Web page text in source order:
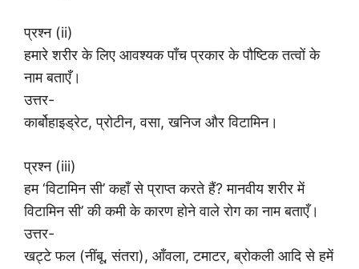
प्रश्न (ii)
हमारे शरीर के लिए आवश्यक पाँच प्रकार के पौष्टिक तत्वों के
नाम बताएँ।
उत्तर-
कार्बोहाइड्रेट, प्रोटीन, वसा, खनिज और विटामिन।
प्रश्न (iii)
हम ‘विटामिन सी’ कहाँ से प्राप्त करते हैं? मानवीय शरीर में
विटामिन सी’ की कमी के कारण होने वाले रोग का नाम बताएँ।
उत्तर-
खट्टे फल (नींबू, संतरा), आँवला, टमाटर, ब्रोकली आदि से हमें